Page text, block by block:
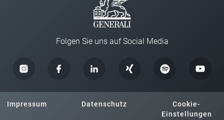
Folgen Sie uns auf Social Media
Impressum Datenschutz
Cookie-
Einstellungen